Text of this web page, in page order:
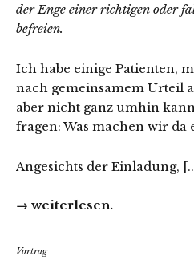
der Enge einer richtigen oder
befreien.
Ich habe einige Patienten,
nach gemeinsamem Urteil
aber nicht ganz umhin
fragen: Was machen wir da
Angesichts der Einladung,
→ weiterlesen.
Vortrag